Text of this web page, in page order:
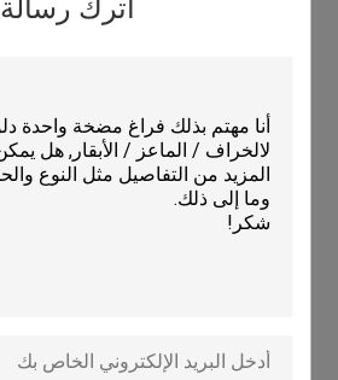
اترك رسالة
الموافقة على FDA
نعم..
المواد
PE
الوزن
الحجم
90 سم × 120 سم